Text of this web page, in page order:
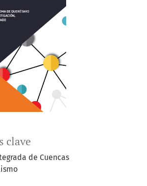
clave
de Cuencas